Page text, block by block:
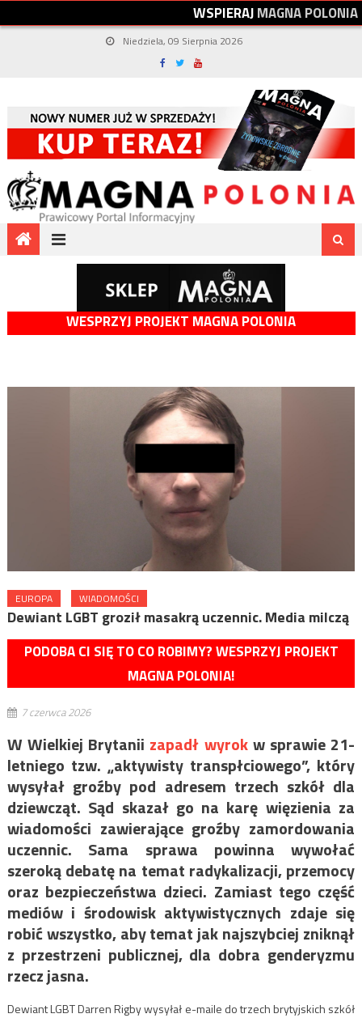
WSPIERAJMAGNAPOLONIA
Niedziela, 09 Sierpnia 2026
WESPRZYJ PROJEKT MAGNA POLONIA
EUROPA WIADOMOŚCI
Dewiant LGBT groził masakrą uczennic. Media milczą
PODOBA CI SIĘ TO CO ROBIMY? WESPRZYJ PROJEKT
MAGNA POLONIA!
7 czerwca 2026
W Wielkiej Brytanii zapadł wyrokw sprawie 21-
letniego tzw. „aktywisty transpłciowego”, który
wysyłał groźby pod adresem trzech szkół dla
dziewcząt. Sąd skazał go na karę więzienia za
wiadomości zawierające groźby zamordowania
uczennic. Sama sprawa powinna wywołać
szeroką debatę na temat radykalizacji, przemocy
oraz bezpieczeństwa dzieci. Zamiast tego część
mediów i środowisk aktywistycznych zdaje się
robić wszystko, aby temat jak najszybciej zniknął
z przestrzeni publicznej, dla dobra genderyzmu
rzecz jasna.
Dewiant LGBT Darren Rigby wysyłał e-maile do trzech brytyjskich szkół